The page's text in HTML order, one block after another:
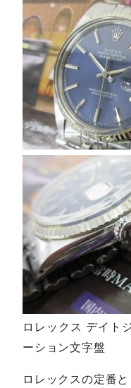
ロレックス デイト
ーション文字盤
ロレックスの定番